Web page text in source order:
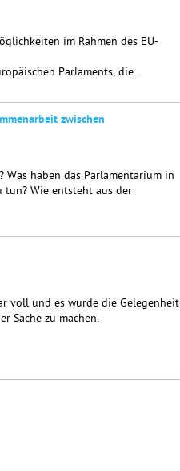
im Rahmen des EU-
Parlaments, die…
zwischen
haben das Parlamentarium in
tun? Wie entsteht aus der
voll und es wurde die Gelegenheit
Sache zu machen.